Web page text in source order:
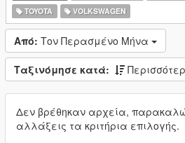
TOYOTA
VOLKSWAGEN
Από: Τον Περασμένο Μήνα
Ταξινόμησε κατά:
Δεν βρέθηκαν αρχεία,
αλλάξεις τα κριτήρια επιλογής.